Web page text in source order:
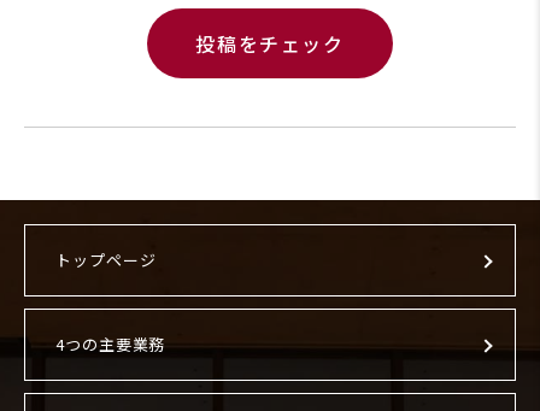
投稿をチェック
トップページ
4つの主要業務